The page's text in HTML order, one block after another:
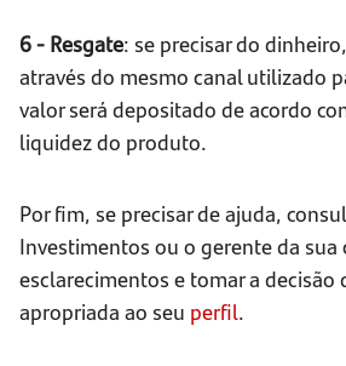
6 - Resgate: se precisar do
através do mesmo canal utilizado
valor será depositado de acordo
liquidez do produto.
Por fim, se precisar de ajuda,
Investimentos ou o gerente da sua
esclarecimentos e tomar a decisão
apropriada ao seu perfil.